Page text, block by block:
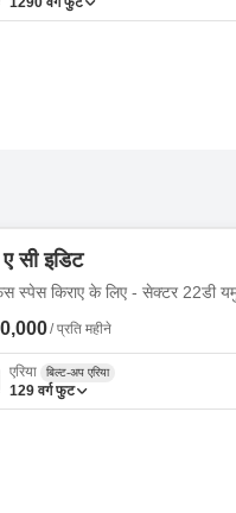
सी इडिट
स्पेस किराए के लिए - सेक्टर 22डी
/ प्रति महीने
एरिया बिल्ट-अप एरिया
129 वर्ग फुट